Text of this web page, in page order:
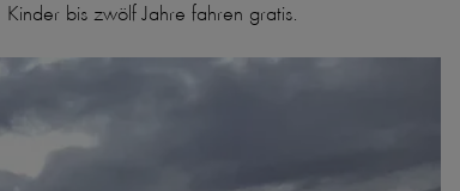
bis zwölf Jahre fahren gratis.